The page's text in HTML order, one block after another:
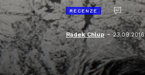
RECENZE
Radek Chlup-23.09.2016